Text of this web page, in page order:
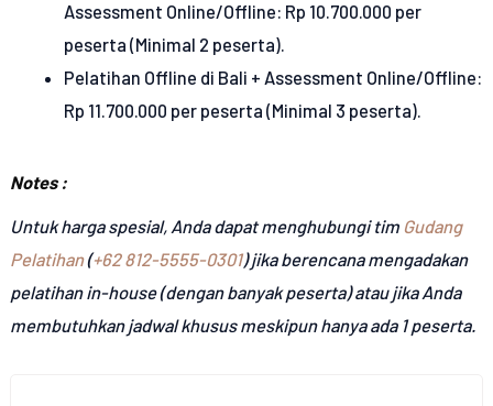
Assessment Online/Offline: Rp 10.700.000 per
peserta (Minimal 2 peserta).
Pelatihan Offline di Bali + Assessment Online/Offline:
Rp 11.700.000 per peserta (Minimal 3 peserta).
Notes :
Untuk harga spesial, Anda dapat menghubungi tim Gudang
Pelatihan(+62 812-5555-0301) jika berencana mengadakan
pelatihan in-house (dengan banyak peserta) atau jika Anda
membutuhkan jadwal khusus meskipun hanya ada 1 peserta.